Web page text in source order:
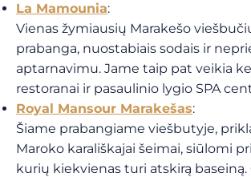
La Mamounia:
Vienas žymiausių Marakešo
prabanga, nuostabiais sodais ir
aptarnavimu. Jame taip pat veikia
restoranai ir pasaulinio lygio SPA
Royal Mansour Marakešas:
Šiame prabangiame viešbutyje,
Maroko karališkajai šeimai, siūlomi
kurių kiekvienas turi atskirą